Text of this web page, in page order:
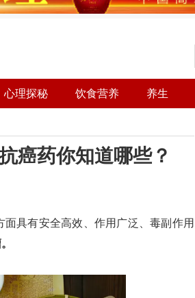
心理探秘 饮食营养 养生
癌药你知道哪些？
具有安全高效、作用广泛、毒副作用